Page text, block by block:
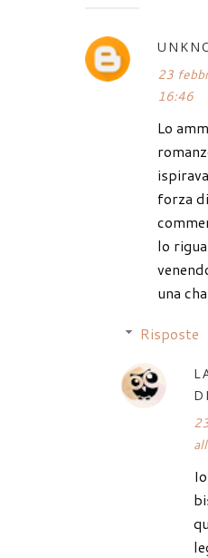
23
16:46
Lo
forza
lo
una
Risposte